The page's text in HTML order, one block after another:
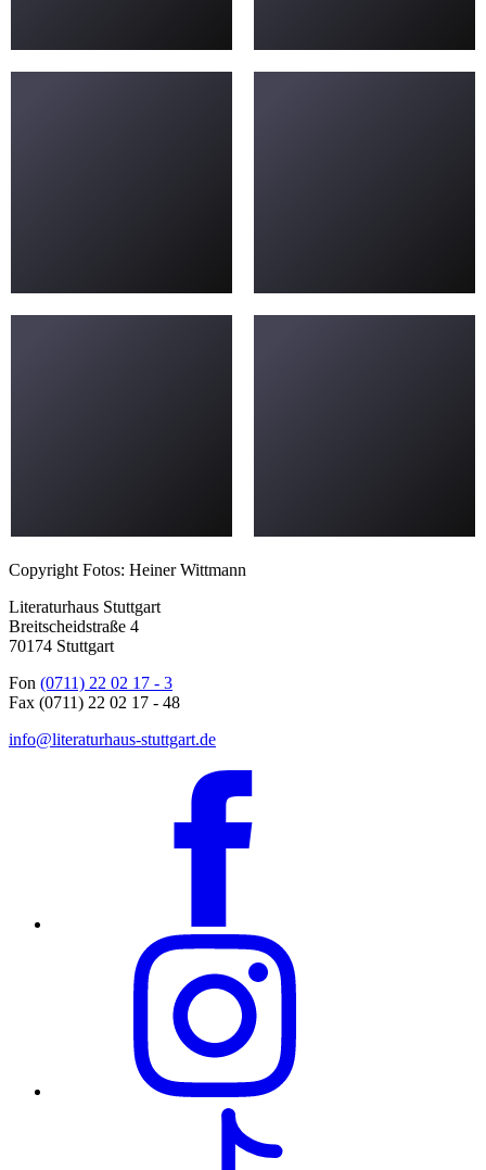
Copyright Fotos: Heiner Wittmann
Literaturhaus Stuttgart
Breitscheidstraße 4
70174 Stuttgart
Fon (0711) 22 02 17 - 3
Fax (0711) 22 02 17 - 48
info@literaturhaus-stuttgart.de